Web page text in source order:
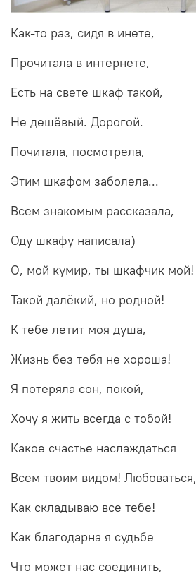
Как-то раз, сидя в инете,
Прочитала в интернете,
Есть на свете шкаф такой,
Не дешёвый. Дорогой.
Почитала, посмотрела,
Этим шкафом заболела...
Всем знакомым рассказала,
Оду шкафу написала)
О, мой кумир, ты шкафчик мой!
Такой далёкий, но родной!
К тебе летит моя душа,
Жизнь без тебя не хороша!
Я потеряла сон, покой,
Хочу я жить всегда с тобой!
Какое счастье наслаждаться
Всем твоим видом! Любоваться,
Как складываю все тебе!
Как благодарна я судьбе
Что может нас соединить,